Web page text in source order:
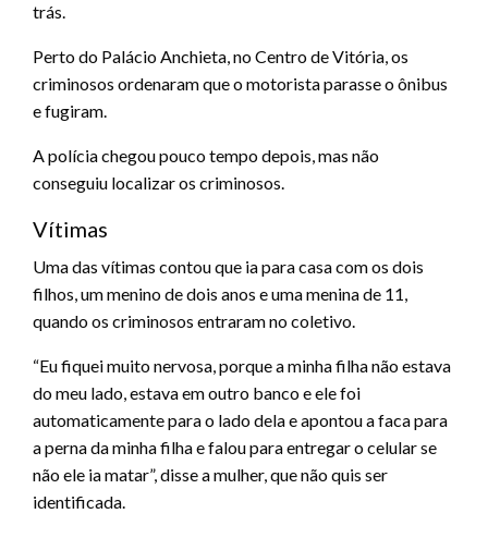
trás.
Perto do Palácio Anchieta, no Centro de Vitória, os
criminosos ordenaram que o motorista parasse o ônibus
e fugiram.
A polícia chegou pouco tempo depois, mas não
conseguiu localizar os criminosos.
Vítimas
Uma das vítimas contou que ia para casa com os dois
filhos, um menino de dois anos e uma menina de 11,
quando os criminosos entraram no coletivo.
“Eu fiquei muito nervosa, porque a minha filha não estava
do meu lado, estava em outro banco e ele foi
automaticamente para o lado dela e apontou a faca para
a perna da minha filha e falou para entregar o celular se
não ele ia matar”, disse a mulher, que não quis ser
identificada.